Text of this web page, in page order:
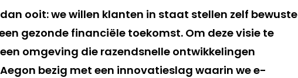
ooit: we willen klanten in staat stellen zelf bewuste
gezonde financiële toekomst. Om deze visie te
omgeving die razendsnelle ontwikkelingen
bezig met een innovatieslag waarin we e-